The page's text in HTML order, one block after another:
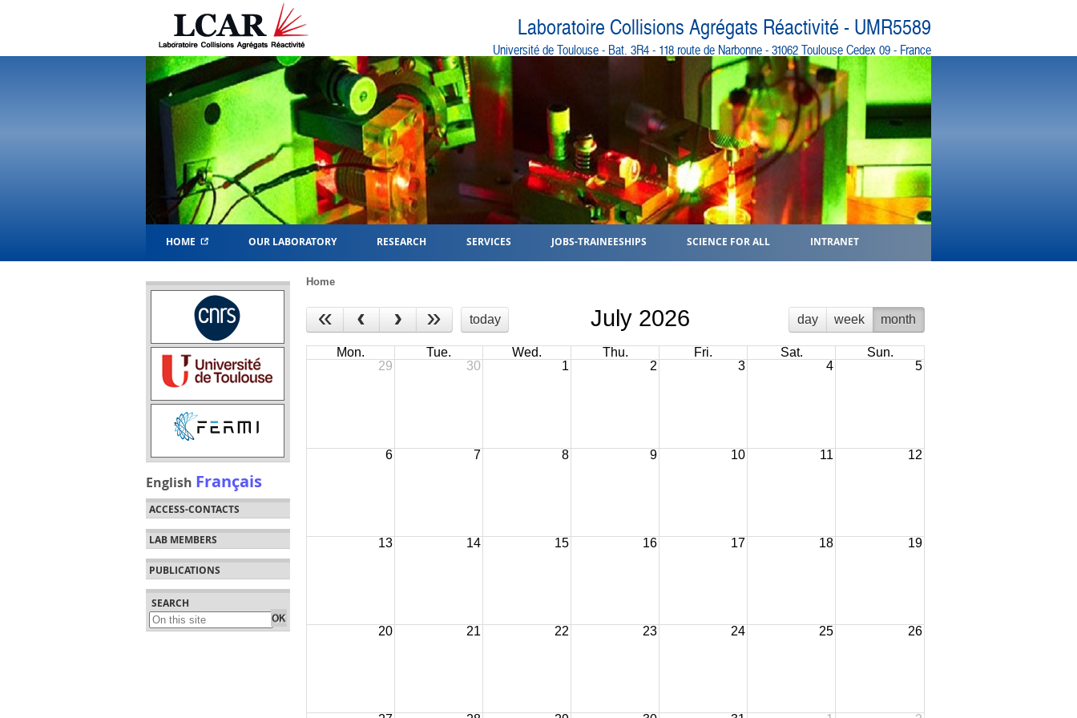
Laboratoire Collisions Agrégats Réactivité - UMR5589
Université de Toulouse - Bat. 3R4 - 118 route de Narbonne - 31062 Toulouse Cedex 09 - France
HOME OUR LABORATORY RESEARCH SERVICES JOBS-TRAINEESHIPS SCIENCE FOR ALL INTRANET
English Français
ACCESS-CONTACTS
LAB MEMBERS
PUBLICATIONS
SEARCH
Home
« ‹ › » today July 2026 day week month
Mon. Tue. Wed. Thu. Fri. Sat.
Sun.
29
30 1 2 3 4 5
6 7 8 9 10 11 12
13 14 15 16 17 18 19
20 21 22 23 24 25 26